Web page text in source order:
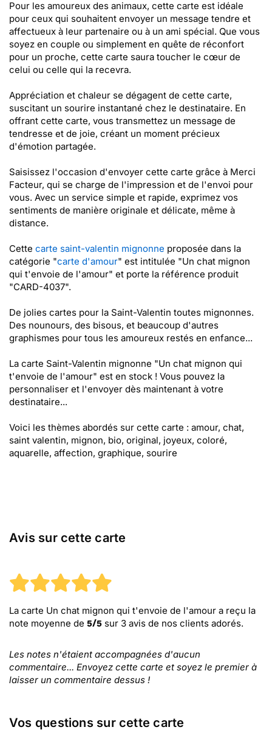
Pour les amoureux des animaux, cette carte est idéale
pour ceux qui souhaitent envoyer un message tendre et
affectueux à leur partenaire ou à un ami spécial. Que vous
soyez en couple ou simplement en quête de réconfort
pour un proche, cette carte saura toucher le cœur de
celui ou celle qui la recevra.
Appréciation et chaleur se dégagent de cette carte,
suscitant un sourire instantané chez le destinataire. En
offrant cette carte, vous transmettez un message de
tendresse et de joie, créant un moment précieux
d'émotion partagée.
Saisissez l'occasion d'envoyer cette carte grâce à Merci
Facteur, qui se charge de l'impression et de l'envoi pour
vous. Avec un service simple et rapide, exprimez vos
sentiments de manière originale et délicate, même à
distance.
Cette carte saint-valentin mignonne proposée dans la
catégorie "carte d'amour" est intitulée "Un chat mignon
qui t'envoie de l'amour" et porte la référence produit
"CARD-4037".
De jolies cartes pour la Saint-Valentin toutes mignonnes.
Des nounours, des bisous, et beaucoup d'autres
graphismes pour tous les amoureux restés en enfance...
La carte Saint-Valentin mignonne "Un chat mignon qui
t'envoie de l'amour" est en stock ! Vous pouvez la
personnaliser et l'envoyer dès maintenant à votre
destinataire...
Voici les thèmes abordés sur cette carte : amour, chat,
saint valentin, mignon, bio, original, joyeux, coloré,
aquarelle, affection, graphique, sourire
Avis sur cette carte
La carte Un chat mignon qui t'envoie de l'amour a reçu la
note moyenne de 5/5 sur 3 avis de nos clients adorés.
Les notes n'étaient accompagnées d'aucun
commentaire... Envoyez cette carte et soyez le premier à
laisser un commentaire dessus !
Vos questions sur cette carte